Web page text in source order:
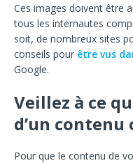
Ces images doivent être
tous les internautes
soit, de nombreux sites
conseils pour être vus
Google.
Veillez à ce
d’un
Pour que le contenu de